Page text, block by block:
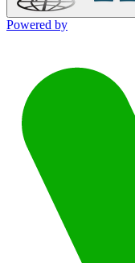
Powered by